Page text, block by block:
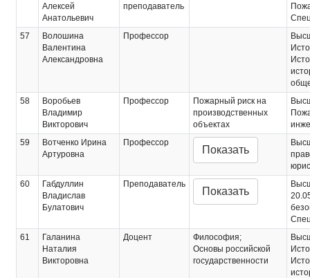
Алексей
Анатольевич
преподаватель
57
Волошина
Валентина
Александровна
Профессор
58
Воробьев
Владимир
Викторович
Профессор
Пожарный риск на
производственных
объектах
59
Вотченко Ирина
Артуровна
Профессор
Показать
60
Габдуллин
Владислав
Булатович
Преподаватель
Показать
61
Галанина
Наталия
Викторовна
Доцент
Философия;
Основы российской
государственности